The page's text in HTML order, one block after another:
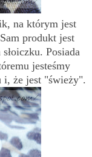
na którym jest
produkt jest
Posiada
jesteśmy
i, że jest "świeży".